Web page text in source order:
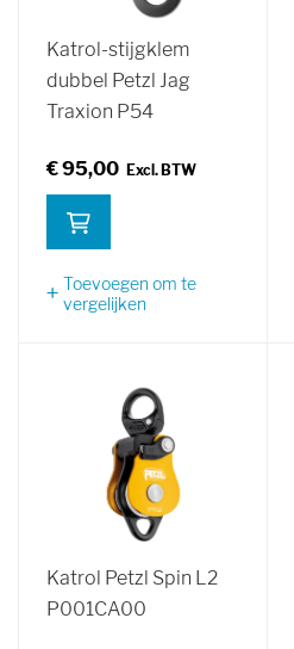
Katrol-stijgklem
dubbel Petzl Jag
Traxion P54
€ 95,00
Toevoegen om te
vergelijken
Katrol Petzl Spin L2
P001CA00